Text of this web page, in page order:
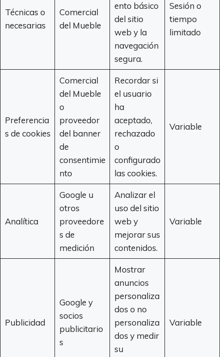
Técnicas o
necesarias
Comercial
del Mueble
ento básico
del sitio
web y la
navegación
segura.
Sesión o
tiempo
limitado
Preferencia
s de cookies
Comercial
del Mueble
o
proveedor
del banner
de
consentimie
nto
Recordar si
el usuario
ha
aceptado,
rechazado
o
configurado
las cookies.
Variable
Analítica
Google u
otros
proveedore
s de
medición
Analizar el
uso del sitio
web y
mejorar sus
contenidos.
Variable
Publicidad
Google y
socios
publicitario
s
Mostrar
anuncios
personaliza
dos o no
personaliza
dos y medir
su
Variable